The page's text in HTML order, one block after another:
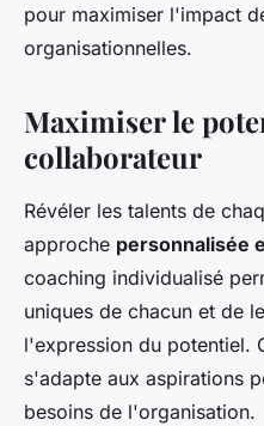
pour maximiser l'impact
organisationnelles.
Maximiser le
collaborateur
Révéler les talents de
approche personnalisée
coaching individualisé
uniques de chacun et de
l'expression du potentiel.
s'adapte aux aspirations
besoins de l'organisation.